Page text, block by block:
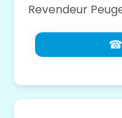
Revendeur
☎